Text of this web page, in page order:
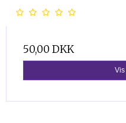
50,00 DKK